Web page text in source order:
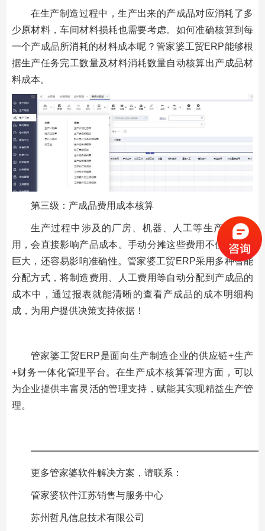
在生产制造过程中，生产出来的产成品对应消耗了多
少原材料，车间材料损耗也需要考虑。如何准确核算到每
一个产成品所消耗的材料成本呢？管家婆工贸ERP能够根
据生产任务完工数量及材料消耗数量自动核算出产成品材
料成本。
第三级：产成品费用成本核算
生产过程中涉及的厂房、机器、人工等生产经营费
用，会直接影响产品成本。手动分摊这些费用不仅工作量
巨大，还容易影响准确性。管家婆工贸ERP采用多种智能
分配方式，将制造费用、人工费用等自动分配到产成品的
成本中，通过报表就能清晰的查看产成品的成本明细构
成，为用户提供决策支持依据！
管家婆工贸ERP是面向生产制造企业的供应链+生产
+财务一体化管理平台。在生产成本核算管理方面，可以
为企业提供丰富灵活的管理支持，赋能其实现精益生产管
理。
更多管家婆软件解决方案，请联系：
管家婆软件江苏销售与服务中心
苏州哲凡信息技术有限公司